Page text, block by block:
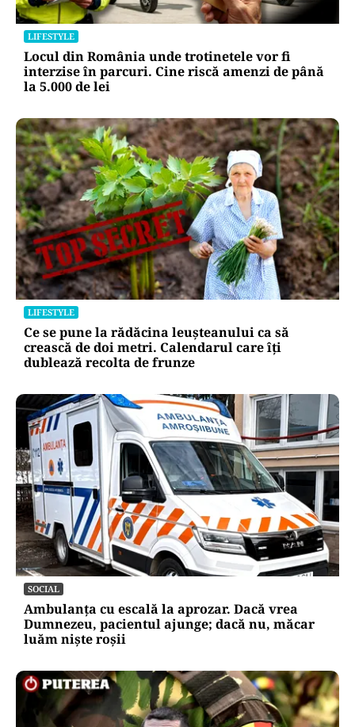
LIFESTYLE
Locul din România unde trotinetele vor fi
interzise în parcuri. Cine riscă amenzi de până
la 5.000 de lei
LIFESTYLE
Ce se pune la rădăcina leușteanului ca să
crească de doi metri. Calendarul care îți
dublează recolta de frunze
SOCIAL
Ambulanța cu escală la aprozar. Dacă vrea
Dumnezeu, pacientul ajunge; dacă nu, măcar
luăm niște roșii